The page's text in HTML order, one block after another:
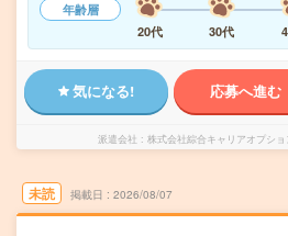
年齢層
20代
30代
気になる! 応募へ進む
派遣会社 株式会社綜合キャリアオプシ
未読 掲載日 2026/08/07